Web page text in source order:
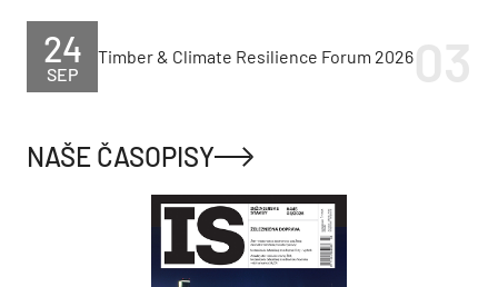
SEP
24 Timber & Climate Resilience Forum 2026
NAŠE ČASOPISY